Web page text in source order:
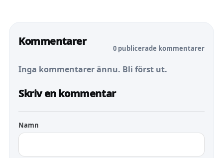
Kommentarer
0 publicerade kommentarer
Inga kommentarer ännu. Bli först ut.
Skriv en kommentar
Namn